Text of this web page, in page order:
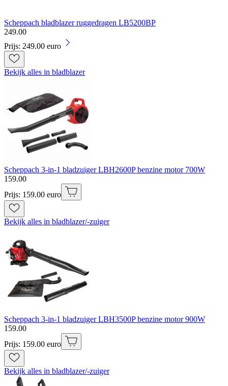
Scheppach bladblazer ruggedragen LB5200BP
249.00
Prijs: 249.00 euro
Bekijk alles in bladblazer
Scheppach 3-in-1 bladzuiger LBH2600P benzine motor 700W
159.00
Prijs: 159.00 euro
Bekijk alles in bladblazer/-zuiger
Scheppach 3-in-1 bladzuiger LBH3500P benzine motor 900W
159.00
Prijs: 159.00 euro
Bekijk alles in bladblazer/-zuiger